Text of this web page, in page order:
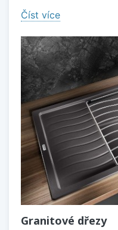
Číst více
Granitové dřezy